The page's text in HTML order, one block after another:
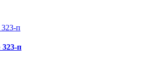
п
323-п